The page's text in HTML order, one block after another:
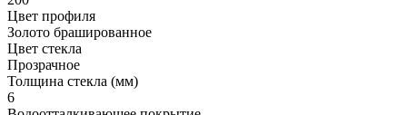
Цвет профиля
Золото брашированное
Цвет стекла
Прозрачное
Толщина стекла (мм)
6